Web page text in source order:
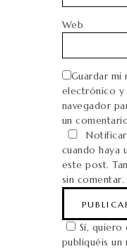
Web
Guardar mi
electrónico y
navegador
un
cuando haya
este post.
sin comentar.
Sí, quiero
publiquéis un